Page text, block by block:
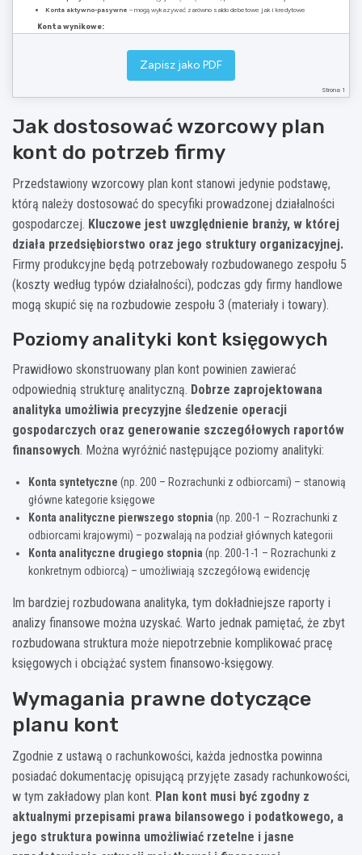
Konta aktywno-pasywne – mogą wykazywać zarówno saldo debetowe jak i kredytowe
Konta wynikowe:
– po stronie Wn księguje się koszty, po stronie Ma – zmniejszenia kosztów
Data aktualizacji: 15 maja 2023 r.
Strona 1
Zapisz jako PDF
Jak dostosować wzorcowy plan
kont do potrzeb firmy
Przedstawiony wzorcowy plan kont stanowi jedynie podstawę,
którą należy dostosować do specyfiki prowadzonej działalności
gospodarczej. Kluczowe jest uwzględnienie branży, w której
działa przedsiębiorstwo oraz jego struktury organizacyjnej.
Firmy produkcyjne będą potrzebowały rozbudowanego zespołu 5
(koszty według typów działalności), podczas gdy firmy handlowe
mogą skupić się na rozbudowie zespołu 3 (materiały i towary).
Poziomy analityki kont księgowych
Prawidłowo skonstruowany plan kont powinien zawierać
odpowiednią strukturę analityczną. Dobrze zaprojektowana
analityka umożliwia precyzyjne śledzenie operacji
gospodarczych oraz generowanie szczegółowych raportów
finansowych. Można wyróżnić następujące poziomy analityki:
Konta syntetyczne (np. 200 – Rozrachunki z odbiorcami) – stanowią
główne kategorie księgowe
Konta analityczne pierwszego stopnia (np. 200-1 – Rozrachunki z
odbiorcami krajowymi) – pozwalają na podział głównych kategorii
Konta analityczne drugiego stopnia (np. 200-1-1 – Rozrachunki z
konkretnym odbiorcą) – umożliwiają szczegółową ewidencję
Im bardziej rozbudowana analityka, tym dokładniejsze raporty i
analizy finansowe można uzyskać. Warto jednak pamiętać, że zbyt
rozbudowana struktura może niepotrzebnie komplikować pracę
księgowych i obciążać system finansowo-księgowy.
Wymagania prawne dotyczące
planu kont
Zgodnie z ustawą o rachunkowości, każda jednostka powinna
posiadać dokumentację opisującą przyjęte zasady rachunkowości,
w tym zakładowy plan kont. Plan kont musi być zgodny z
aktualnymi przepisami prawa bilansowego i podatkowego, a
jego struktura powinna umożliwiać rzetelne i jasne